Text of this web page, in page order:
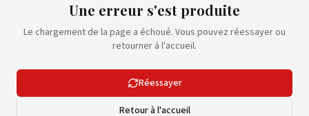
Une erreur s'est produite
Le chargement de la page a échoué. Vous pouvez réessayer ou
retourner à l'accueil.
Réessayer
Retour à l'accueil